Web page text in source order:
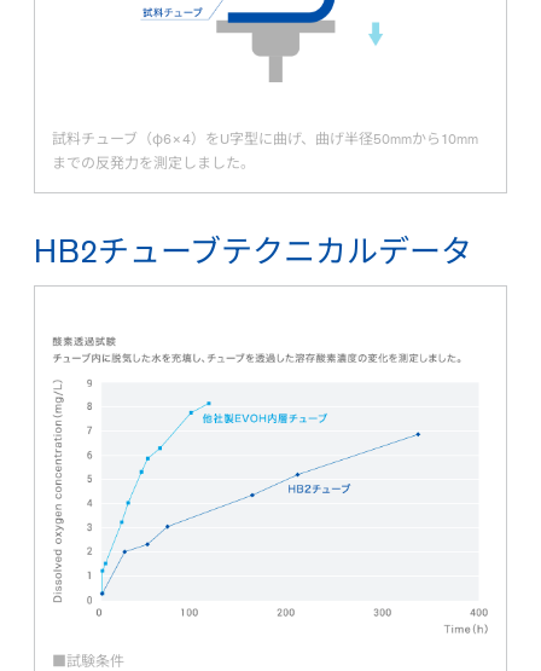
試料チューブ（φ6×4）をU字型に曲げ、曲げ半径50mmから10mm
までの反発力を測定しました。
HB2チューブテクニカルデータ
■試験条件